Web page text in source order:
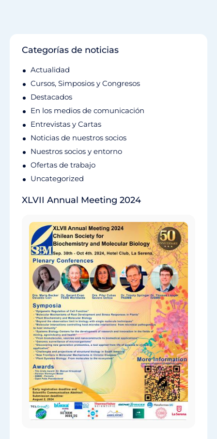
Categorías de noticias
Actualidad
Cursos, Simposios y Congresos
Destacados
En los medios de comunicación
Entrevistas y Cartas
Noticias de nuestros socios
Nuestros socios y entorno
Ofertas de trabajo
Uncategorized
XLVII Annual Meeting 2024